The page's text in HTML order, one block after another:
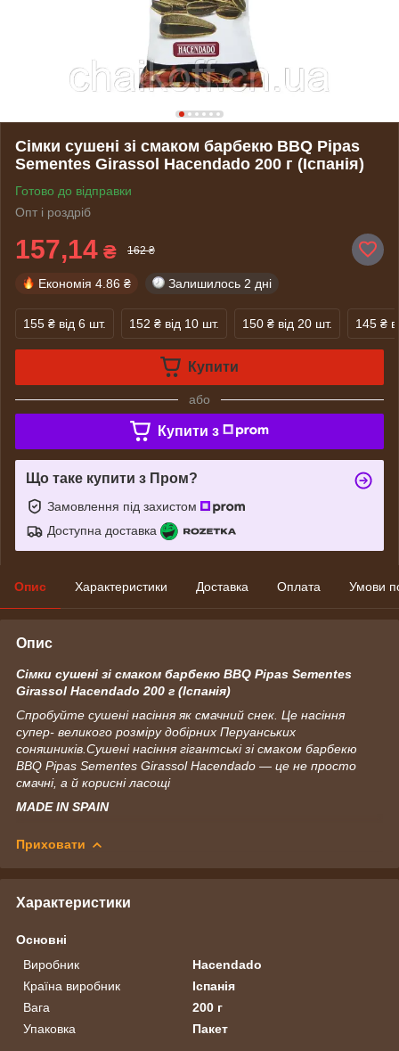
Сімки сушені зі смаком барбекю BBQ Pipas
Sementes Girassol Hacendado 200 г (Іспанія)
Готово до відправки
Опт і роздріб
157,14 ₴ 162 ₴
Економія 4.86 ₴ Залишилось 2 дні
155 ₴ від 6 шт. 152 ₴ від 10 шт. 150 ₴ від 20 шт. 145 ₴
Купити
або
Купити з
Що таке купити з Пром?
Замовлення під захистом
Доступна доставка
Опис Характеристики Доставка Оплата Умови
Опис
Сімки сушені зі смаком барбекю BBQ Pipas Sementes
Girassol Hacendado 200 г (Іспанія)
Спробуйте сушені насіння як смачний снек. Це насіння
супер- великого розміру добірних Перуанських
соняшників.Сушені насіння гігантські зі смаком барбекю
BBQ Pipas Sementes Girassol Hacendado — це не просто
смачні, а й корисні ласощі
MADE IN SPAIN
Приховати
Характеристики
Основні
Виробник
Hacendado
Країна виробник
Іспанія
Вага
200 г
Упаковка
Пакет